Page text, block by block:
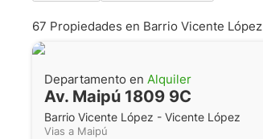
67 Propiedades en Barrio Vicente López
Departamento en Alquiler
Av. Maipú 1809 9C
Barrio Vicente López - Vicente López
Vias a Maipú